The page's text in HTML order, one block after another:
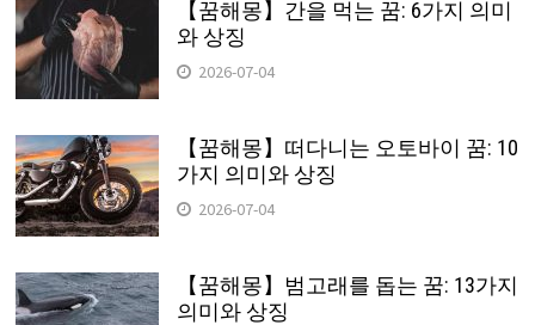
【꿈해몽】간을 먹는 꿈: 6가지 의미
와 상징
2026-07-04
【꿈해몽】떠다니는 오토바이 꿈: 10
가지 의미와 상징
2026-07-04
【꿈해몽】범고래를 돕는 꿈: 13가지
의미와 상징